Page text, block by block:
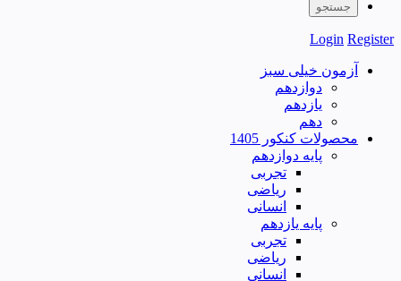
Login Register
آزمون خیلی سبز
دوازدهم
یازدهم
دهم
محصولات کنکور 1405
پایه دوازدهم
تجربی
ریاضی
انسانی
پایه یازدهم
تجربی
ریاضی
انسانی